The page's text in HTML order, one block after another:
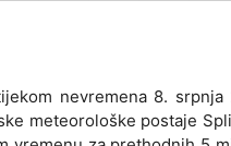
nevremena 8.
meteorološke postaje